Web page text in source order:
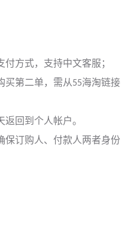
方式，支持中文客服；
买第二单，需从55海淘链接
回到个人帐户。
保订购人、付款人两者身份